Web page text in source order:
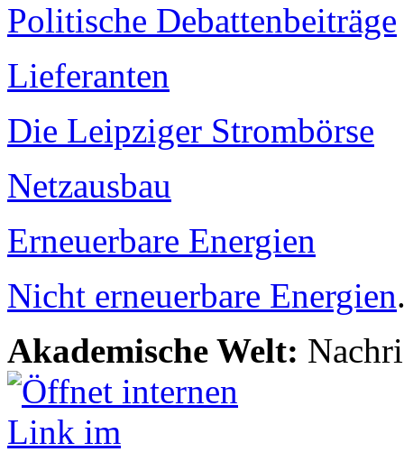
Politische Debattenbeiträge
Lieferanten
Die Leipziger Strombörse
Netzausbau
Erneuerbare Energien
Nicht erneuerbare Energien
Akademische Welt: